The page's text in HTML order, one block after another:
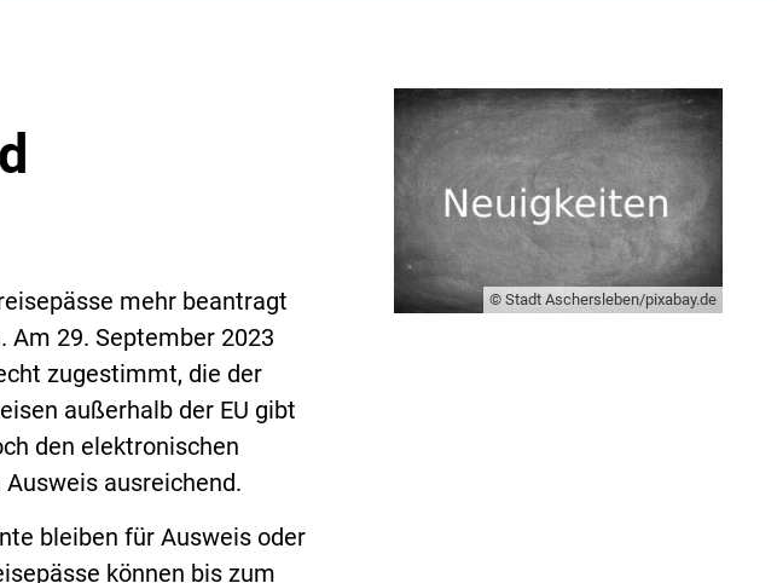
mehr beantragt
29. September 2023
zugestimmt, die der
außerhalb der EU gibt
den elektronischen
ausreichend.
bleiben für Ausweis oder
können bis zum
© Stadt Aschersleben/pixabay.de